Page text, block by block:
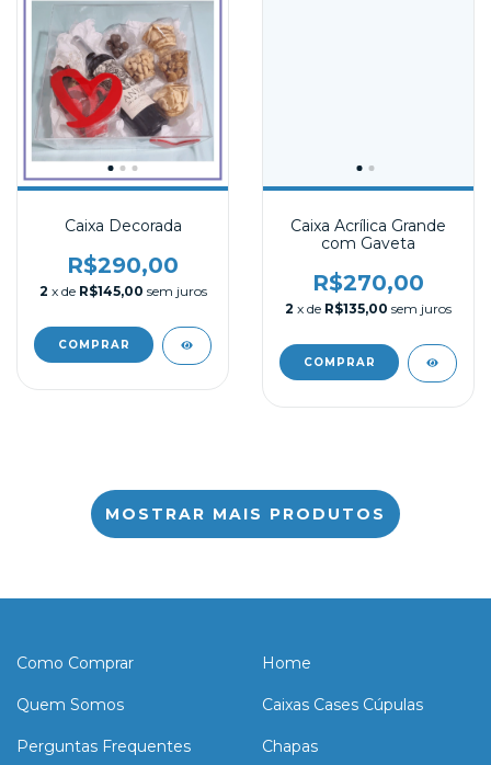
Caixa Decorada
R$290,00
2 x de R$145,00 sem juros
Caixa Acrílica Grande
com Gaveta
R$270,00
2 x de R$135,00 sem juros
MOSTRAR MAIS PRODUTOS
Como Comprar
Quem Somos
Perguntas Frequentes
Home
Caixas Cases Cúpulas
Chapas